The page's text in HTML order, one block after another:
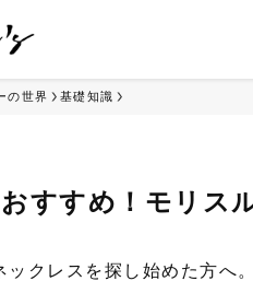
の世界 基礎知識
すすめ！モリス
ックレスを探し始めた方へ。